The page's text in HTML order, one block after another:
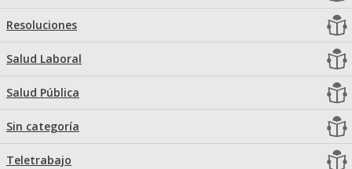
Resoluciones
Salud Laboral
Salud Pública
Sin categoría
Teletrabajo